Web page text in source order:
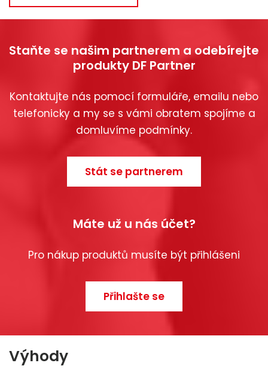
Staňte se našim partnerem a odebírejte
produkty DF Partner
Kontaktujte nás pomocí formuláře, emailu nebo
telefonicky a my se s vámi obratem spojíme a
domluvíme podmínky.
Stát se partnerem
Máte už u nás účet?
Pro nákup produktů musíte být přihlášeni
Přihlašte se
Výhody